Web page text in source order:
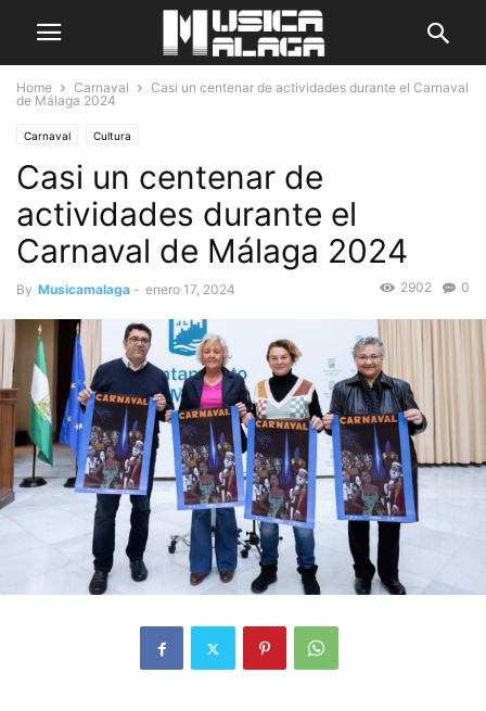
Home Carnaval
Casi un centenar de actividades durante el Carnaval
de Málaga 2024
Carnaval Cultura
Casi un centenar de
actividades durante el
Carnaval de Málaga 2024
By Musicamalaga - enero 17, 2024 0
2902